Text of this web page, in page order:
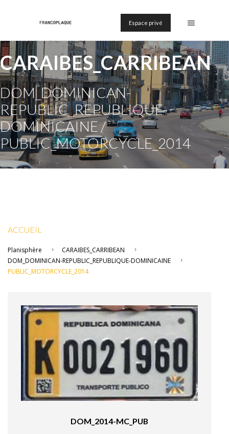
Espace privé
CARAIBES_CARRIBEAN
DOM_DOMINICAN-
REPUBLIC_REPUBLIQUE-
DOMINICAINE /
PUBLIC_MOTORCYCLE_2014
ACCUEIL
Planisphère
CARAIBES_CARRIBEAN
DOM_DOMINICAN-REPUBLIC_REPUBLIQUE-DOMINICAINE
PUBLIC_MOTORCYCLE_2014
DOM_2014-MC_PUB